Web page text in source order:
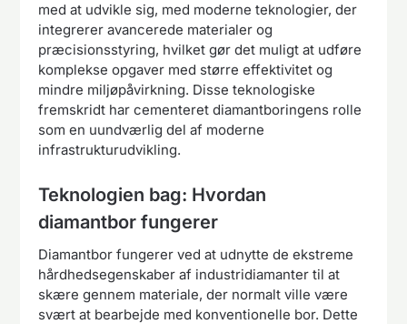
med at udvikle sig, med moderne teknologier, der
integrerer avancerede materialer og
præcisionsstyring, hvilket gør det muligt at udføre
komplekse opgaver med større effektivitet og
mindre miljøpåvirkning. Disse teknologiske
fremskridt har cementeret diamantboringens rolle
som en uundværlig del af moderne
infrastrukturudvikling.
Teknologien bag: Hvordan
diamantbor fungerer
Diamantbor fungerer ved at udnytte de ekstreme
hårdhedsegenskaber af industridiamanter til at
skære gennem materiale, der normalt ville være
svært at bearbejde med konventionelle bor. Dette